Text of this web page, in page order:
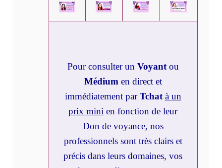
Pour consulter un Voyantou
Médiumen direct et
immédiatement parTchat à un
prix mini en fonction de leur
Don de voyance, nos
professionnels sont très clairs et
précis dans leurs domaines, vos